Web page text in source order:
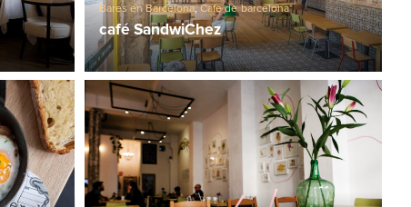
Bares en Barcelona,Cafe de barcelona
café SandwiChez